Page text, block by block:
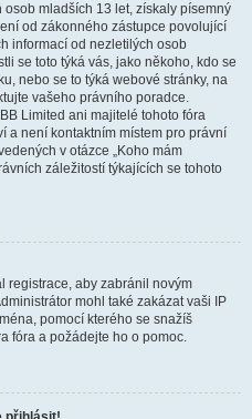
mladších 13 let, získaly písemný
od zákonného zástupce povolující
informací od nezletilých osob
se toto týká vás, jako někoho, kdo se
nebo se to týká webové stránky, na
vašeho právního poradce.
Limited ani majitelé tohoto fóra
a není kontaktním místem pro právní
v otázce „Koho mám
záležitostí týkajících se tohoto
registrace, aby zabránil novým
mohl také zakázat vaši IP
pomocí kterého se snažíš
fóra a požádejte ho o pomoc.